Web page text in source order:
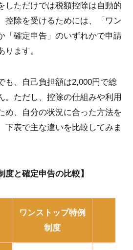
しただけでは税額控除は自動的
控除を受けるためには、「ワン
「確定申告」のいずれかで申請
ます。
も、自己負担額は2,000円で総
。ただし、控除の仕組みや利用
め、自分の状況に合った方法を
下表で主な違いを比較してみま
度と確定申告の比較】
ワンストップ特例
制度